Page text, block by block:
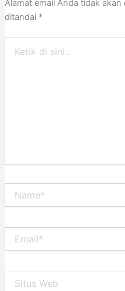
Alamat email Anda tidak akan
ditandai *
Web